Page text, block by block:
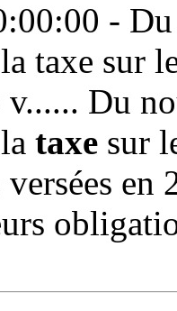
-
taxe sur
Du
taxe sur
en